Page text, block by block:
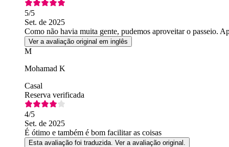
5/5
Set. de 2025
Como não havia muita gente, pudemos aproveitar o passeio.
Ver a avaliação original em inglês
M
Mohamad K
Casal
Reserva verificada
4/5
Set. de 2025
É ótimo e também é bom facilitar as coisas
Esta avaliação foi traduzida. Ver a avaliação original.